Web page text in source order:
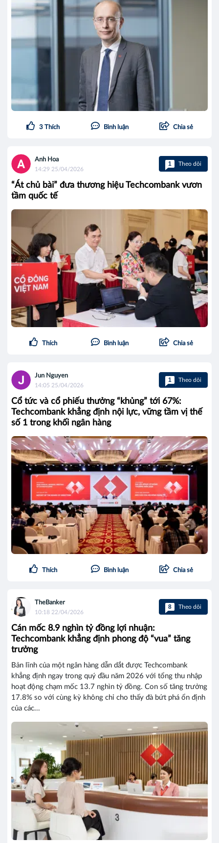
3 Thích Bình luận Chia sẻ
Anh Hoa
14:29 25/04/2026
1 Theo dõi
“Át chủ bài” đưa thương hiệu Techcombank vươn
tầm quốc tế
Thích Bình luận Chia sẻ
Jun Nguyen
14:05 25/04/2026
1 Theo dõi
Cổ tức và cổ phiếu thưởng “khủng” tới 67%:
Techcombank khẳng định nội lực, vững tầm vị thế
số 1 trong khối ngân hàng
Thích Bình luận Chia sẻ
TheBanker
10:18 22/04/2026
8 Theo dõi
Cán mốc 8.9 nghìn tỷ đồng lợi nhuận:
Techcombank khẳng định phong độ “vua” tăng
trưởng
Bản lĩnh của một ngân hàng dẫn dắt được Techcombank
khẳng định ngay trong quý đầu năm 2026 với tổng thu nhập
hoạt động chạm mốc 13.7 nghìn tỷ đồng. Con số tăng trưởng
17.8% so với cùng kỳ không chỉ cho thấy đà bứt phá ổn định
của các...